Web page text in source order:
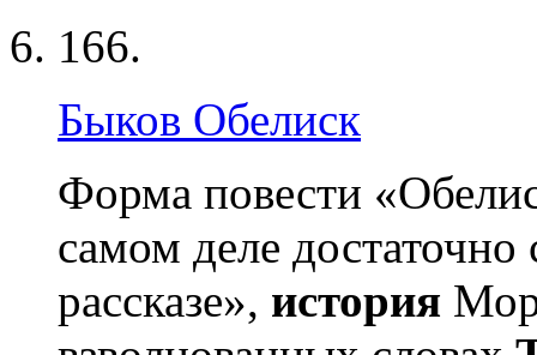
166.
Быков Обелиск
Форма повести
самом деле достаточно
рассказе», история